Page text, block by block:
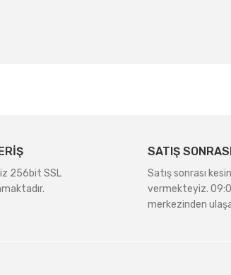
256bit SSL
SATIŞ
Satış sonrası
vermekteyiz.
merkezinden